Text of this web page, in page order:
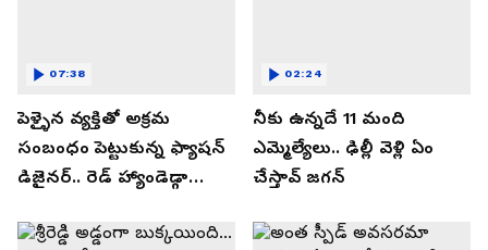
పెళ్ళైన వ్యక్తితో అక్రమ
సంబంధం పెట్టుకున్న ఫ్యాషన్
డిజైనర్.. రెడ్ హ్యాండెడ్గా
07:38
నీకు ఉన్నదే 11 మంది
ఎమ్మెల్యేలు.. ఢిల్లీ వెళ్లి ఏం
చేస్తావ్ జగన్
02:24